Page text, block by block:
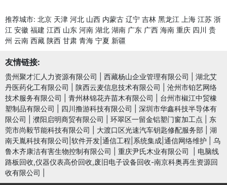
推荐城市: 北京 天津 河北 山西 内蒙古 辽宁 吉林 黑龙江 上海 江苏 浙
江 安徽 福建 江西 山东 河南 湖北 湖南 广东 广西 海南 重庆 四川 贵
州 云南 西藏 陕西 甘肃 青海 宁夏 新疆
友情链接:
贵州聚才汇人力资源有限公司 西藏杨山企业管理有限公司
湖北艾
丹医药化工有限公司
陕西云麦信息技术有限公司
沧州市铂艺网络
技术服务有限公司
青州林锦花卉苗木有限公司
台州市椒江中贸橡
塑制品有限公司
四川撸游科技有限公司
深圳市华鑫科技半导体有
限公司
濮阳启明商贸有限公司 环翠区一留金铝塑门窗加工点
东
莞市尚毅节能科技有限公司
大渡口区光速汽车钥匙修配服务部
湖
南天胤科技有限公司|软件开发|通信工程|系统集成|通信网络维护
乌
鲁木齐康洁有害生物控制有限公司
重庆尹氏木业有限公司
电脑线
路板回收,仪器仪表高价回收,废旧电子设备回收-南京科奥再生资源回
收有限公司